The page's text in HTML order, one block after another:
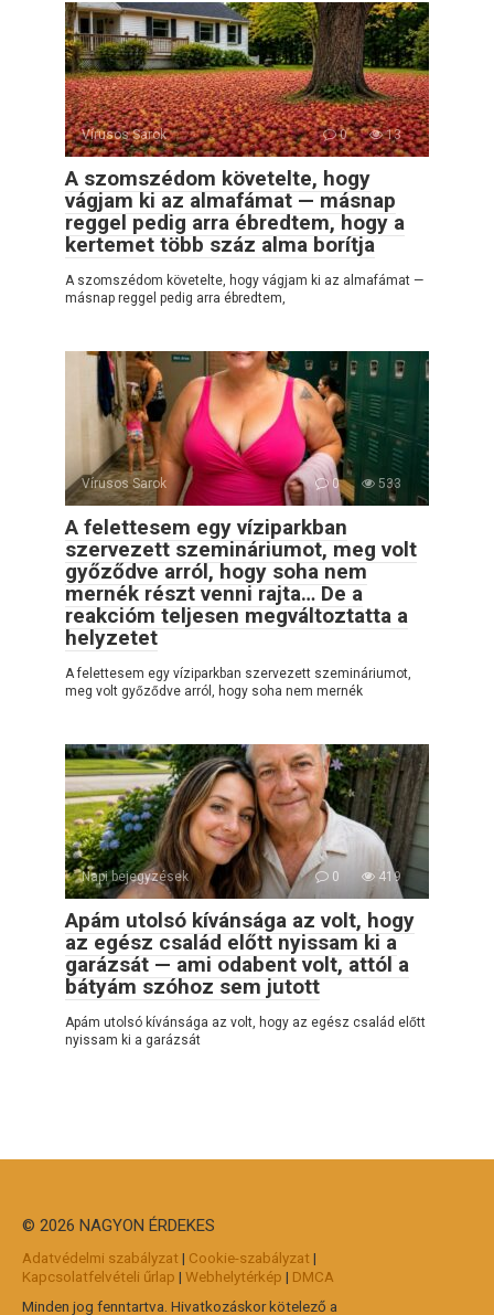
Vírusos Sarok 0 13
A szomszédom követelte, hogy
vágjam ki az almafámat — másnap
reggel pedig arra ébredtem, hogy a
kertemet több száz alma borítja
A szomszédom követelte, hogy vágjam ki az almafámat —
másnap reggel pedig arra ébredtem,
Vírusos Sarok 0 533
A felettesem egy víziparkban
szervezett szemináriumot, meg volt
győződve arról, hogy soha nem
mernék részt venni rajta… De a
reakcióm teljesen megváltoztatta a
helyzetet
A felettesem egy víziparkban szervezett szemináriumot,
meg volt győződve arról, hogy soha nem mernék
Napi bejegyzések 0 419
Apám utolsó kívánsága az volt, hogy
az egész család előtt nyissam ki a
garázsát — ami odabent volt, attól a
bátyám szóhoz sem jutott
Apám utolsó kívánsága az volt, hogy az egész család előtt
nyissam ki a garázsát
© 2026 NAGYON ÉRDEKES
Adatvédelmi szabályzat | Cookie-szabályzat |
Kapcsolatfelvételi űrlap | Webhelytérkép | DMCA
Minden jog fenntartva. Hivatkozáskor kötelező a